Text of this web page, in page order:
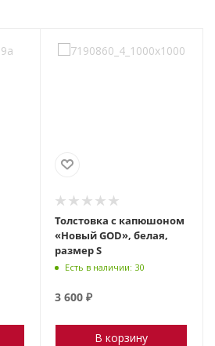
Толстовка с капюшоном
«Новый GOD», белая,
размер S
Есть в наличии: 30
3 600 ₽
В корзину